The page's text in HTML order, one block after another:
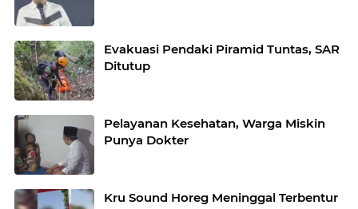
Evakuasi Pendaki Piramid Tuntas, SAR
Ditutup
Pelayanan Kesehatan, Warga Miskin
Punya Dokter
Kru Sound Horeg Meninggal Terbentur